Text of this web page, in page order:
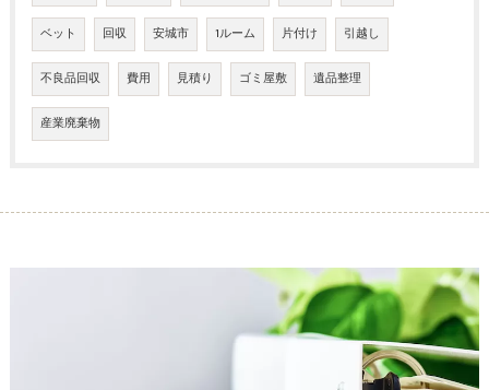
ベット 回収 安城市 1ルーム 片付け 引越し
不良品回収 費用 見積り ゴミ屋敷 遺品整理
産業廃棄物